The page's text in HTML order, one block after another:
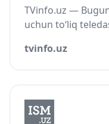
TVinfo.uz —
uchun to‘liq
tvinfo.uz